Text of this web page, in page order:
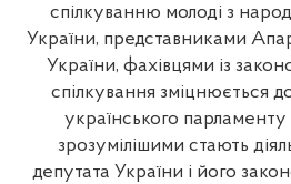
спілкуванню молоді з
України, представниками
України, фахівцями із
спілкування зміцнюється
українського парламенту
зрозумілішими стають
депутата України і його